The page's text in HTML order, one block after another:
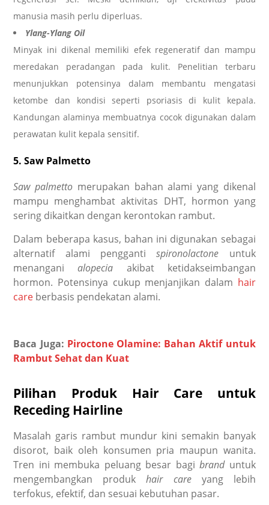
manusia masih perlu diperluas.
Ylang-Ylang Oil
Minyak ini dikenal memiliki efek regeneratif dan mampu
meredakan peradangan pada kulit. Penelitian terbaru
menunjukkan potensinya dalam membantu mengatasi
ketombe dan kondisi seperti psoriasis di kulit kepala.
Kandungan alaminya membuatnya cocok digunakan dalam
perawatan kulit kepala sensitif.
5. Saw Palmetto
Saw palmetto merupakan bahan alami yang dikenal
mampu menghambat aktivitas DHT, hormon yang
sering dikaitkan dengan kerontokan rambut.
Dalam beberapa kasus, bahan ini digunakan sebagai
alternatif alami penggantispironolactone untuk
menanganialopecia akibat ketidakseimbangan
hormon. Potensinya cukup menjanjikan dalam hair
care berbasis pendekatan alami.
Baca Juga: Piroctone Olamine: Bahan Aktif untuk
Rambut Sehat dan Kuat
Pilihan Produk Hair Care untuk
Receding Hairline
Masalah garis rambut mundur kini semakin banyak
disorot, baik oleh konsumen pria maupun wanita.
Tren ini membuka peluang besar bagibranduntuk
mengembangkan produk hair care yang lebih
terfokus, efektif, dan sesuai kebutuhan pasar.